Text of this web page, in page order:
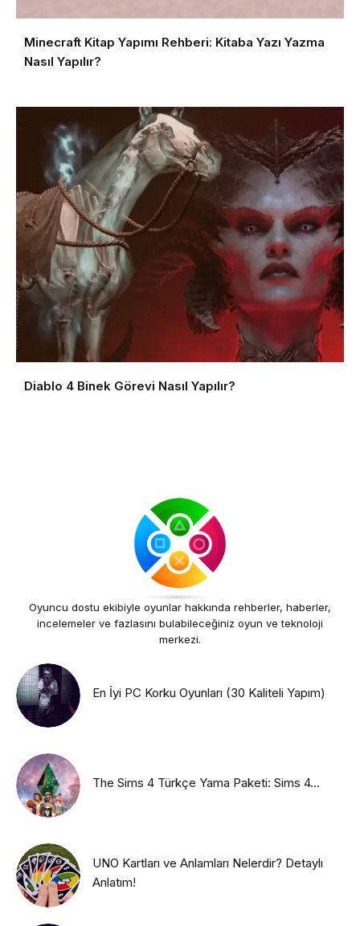
Minecraft Kitap Yapımı Rehberi: Kitaba Yazı Yazma
Nasıl Yapılır?
Diablo 4 Binek Görevi Nasıl Yapılır?
Oyuncu dostu ekibiyle oyunlar hakkında rehberler, haberler,
incelemeler ve fazlasını bulabileceğiniz oyun ve teknoloji
merkezi.
En İyi PC Korku Oyunları (30 Kaliteli Yapım)
The Sims 4 Türkçe Yama Paketi: Sims 4...
UNO Kartları ve Anlamları Nelerdir? Detaylı
Anlatım!